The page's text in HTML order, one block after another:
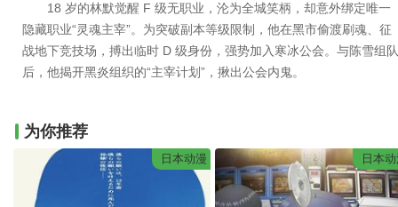
18 岁的林默觉醒 F 级无职业，沦为全城笑柄，却意外绑定唯一
隐藏职业“灵魂主宰”。为突破副本等级限制，他在黑市偷渡刷魂、征
战地下竞技场，搏出临时 D 级身份，强势加入寒冰公会。与陈雪组队
后，他揭开黑炎组织的“主宰计划”，揪出公会内鬼。
为你推荐
日本动漫 日本